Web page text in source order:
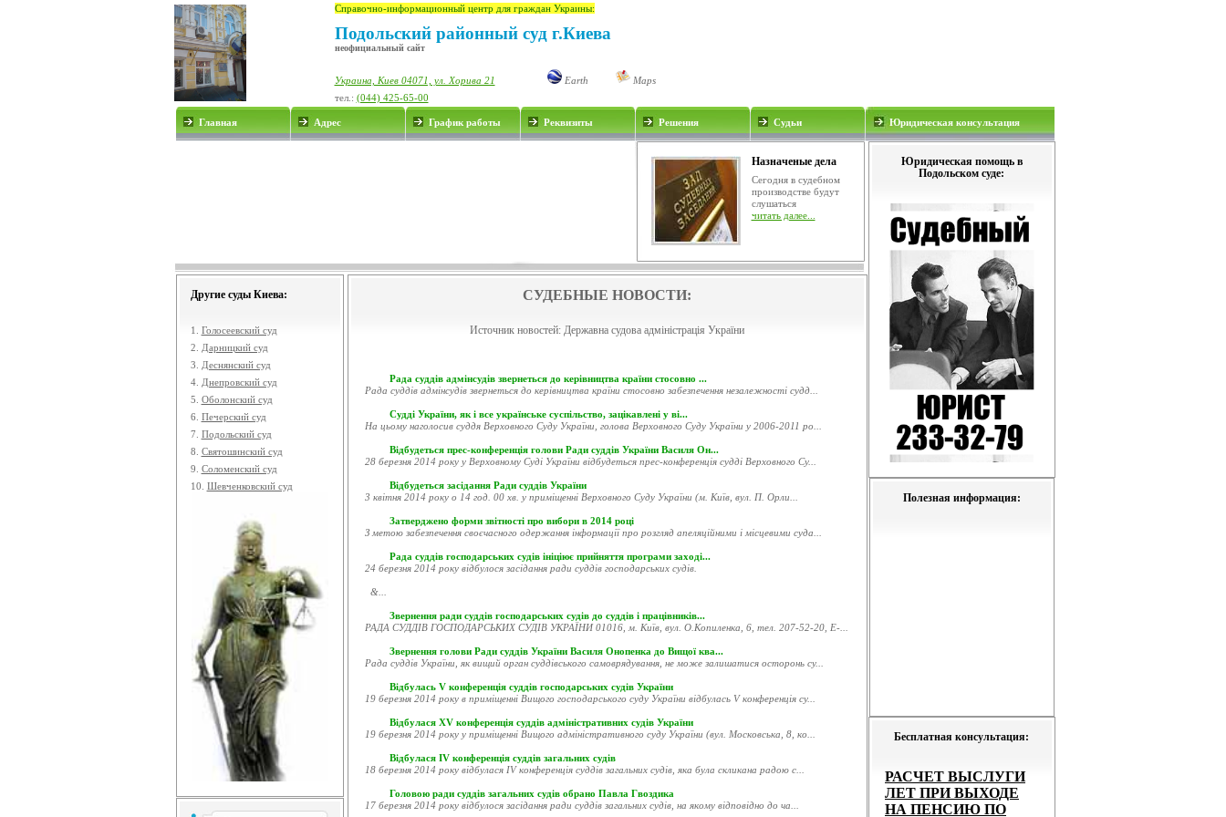
Справочно-информационный центр для граждан Украины:
Подольский районный суд г.Киева
неофициальный сайт
Украина, Киев 04071, ул. Хорива 21 Earth
Maps
тел.: (044) 425-65-00
Главная Адрес График работы Реквизиты Решения Судьи Юридическая консультация
Назначеные дела
Сегодня в судебном
производстве будут
слушаться
читать далее...
Юридическая помощь в
Подольском суде:
Полезная информация:
Бесплатная консультация:
Другие суды Киева:
1. Голосеевский суд
2.
Дарницкий суд
3.
Деснянский суд
4. Днепровский суд
5. Оболонский суд
6. Печерский суд
7. Подольский суд
8. Святошинский суд
9. Соломенский суд
10. Шевченковский суд
СУДЕБНЫЕ НОВОСТИ:
Источник новостей: Державна судова адміністрація України
Рада суддів адмінсудів звернеться до керівництва країни стосовно ...
Рада суддів адмінсудів звернеться до керівництва країни стосовно забезпечення незалежності судд...
Судді України, як і все українське суспільство, зацікавлені у ві...
На цьому наголосив суддя Верховного Суду України, голова Верховного Суду України у 2006-2011 ро...
Відбудеться прес-конференція голови Ради суддів України Василя Он...
28 березня 2014 року у Верховному Суді України відбудеться прес-конференція судді Верховного Су...
Відбудеться засідання Ради суддів України
3 квітня 2014 року о 14 год. 00 хв. у приміщенні Верховного Суду України (м. Київ, вул. П. Орли...
Затверджено форми звітності про вибори в 2014 році
З метою забезпечення своєчасного одержання інформації про розгляд апеляційними і місцевими суда...
Рада суддів господарських судів ініціює прийняття програми заході...
24 березня 2014 року відбулося засідання ради суддів господарських судів.
&...
Звернення ради суддів господарських судів до суддів і працівників...
РАДА СУДДІВ ГОСПОДАРСЬКИХ СУДІВ УКРАЇНИ 01016, м. Київ, вул. О.Копиленка, 6, тел. 207-52-20, E-...
Звернення голови Ради суддів України Василя Онопенка до Вищої ква...
Рада суддів України, як вищий орган суддівського самоврядування, не може залишатися осторонь су...
Відбулась V конференція суддів господарських судів України
19 березня 2014 року в приміщенні Вищого господарського суду України відбулась V конференція су...
Відбулася XV конференція суддів адміністративних судів України
19 березня 2014 року у приміщенні Вищого адміністративного суду України (вул. Московська, 8, ко...
Відбулася ІV конференція суддів загальних судів
18 березня 2014 року відбулася ІV конференція суддів загальних судів, яка була скликана радою с...
Головою ради суддів загальних судів обрано Павла Гвоздика
17 березня 2014 року відбулося засідання ради суддів загальних судів, на якому відповідно до ча...